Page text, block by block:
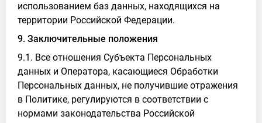
использованием баз данных, находящихся на
территории Российской Федерации.
9. Заключительные положения
9.1. Все отношения Субъекта Персональных
данных и Оператора, касающиеся Обработки
Персональных данных, не получившие отражения
в Политике, регулируются в соответствии с
нормами законодательства Российской